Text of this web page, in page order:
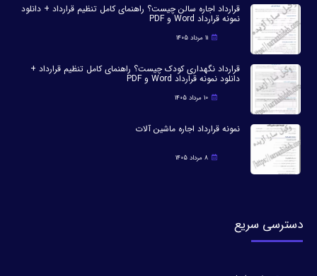
قرارداد اجاره سالن چیست؟ راهنمای کامل تنظیم قرارداد + دانلود
نمونه قرارداد Word و PDF
11 مرداد 1405
قرارداد نگهداری کودک چیست؟ راهنمای کامل تنظیم قرارداد +
دانلود نمونه قرارداد Word و PDF
10 مرداد 1405
نمونه قرارداد اجاره ماشین آلات
8 مرداد 1405
دسترسی سریع